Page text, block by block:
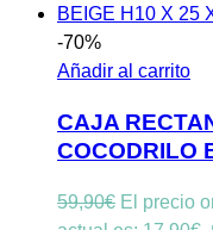
-70%
Añadir al carrito
CAJA
COCODRILO
59,90€ El precio